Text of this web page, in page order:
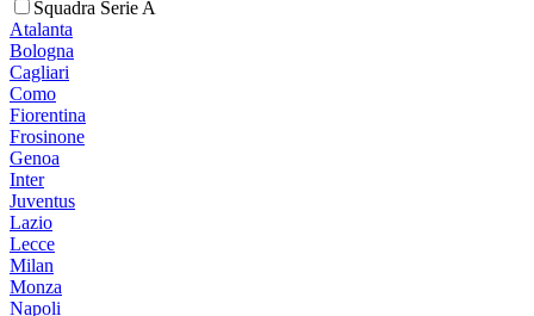
Squadra Serie A
Atalanta
Bologna
Cagliari
Como
Fiorentina
Frosinone
Genoa
Inter
Juventus
Lazio
Lecce
Milan
Monza
Napoli